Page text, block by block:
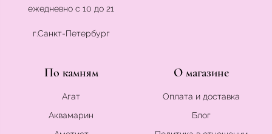
ежедневно с 10 до 21
г.Санкт-Петербург
По камням
Агат
Аквамарин
О магазине
Оплата и доставка
Блог